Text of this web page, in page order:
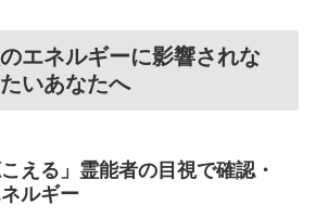
エネルギーに影響されな
いあなたへ
える」霊能者の目視で確認・
ルギー